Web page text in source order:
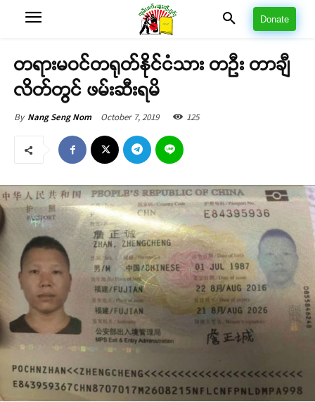
Donate
တရားမဝင်တရုတ်နိုင်ငံသား တဦး တာချီ
လိတ်တွင် ဖမ်းဆီးရမိ
By Nang Seng Nom October 7, 2019 125